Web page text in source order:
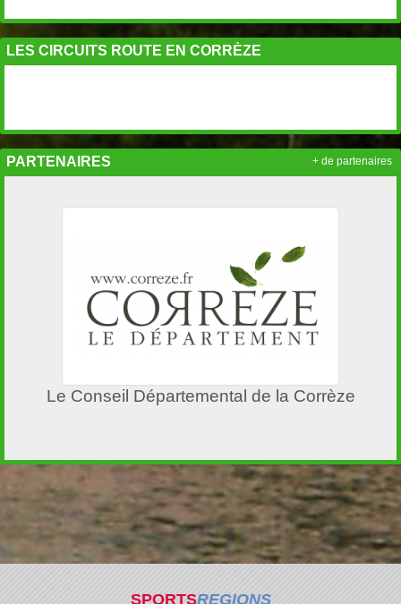
LES CIRCUITS ROUTE EN CORRÈZE
PARTENAIRES
Le Conseil Départemental de la Corrèze
+ de partenaires
SPORTSREGIONS